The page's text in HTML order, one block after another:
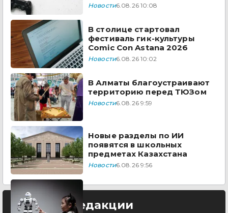
Новости6.08.26 10:08
В столице стартовал
фестиваль гик-культуры
Comic Con Astana 2026
Новости6.08.26 10:02
В Алматы благоустраивают
территорию перед ТЮЗом
Новости6.08.26 9:59
Новые разделы по ИИ
появятся в школьных
предметах Казахстана
Новости6.08.26 9:56
Выбор редакции